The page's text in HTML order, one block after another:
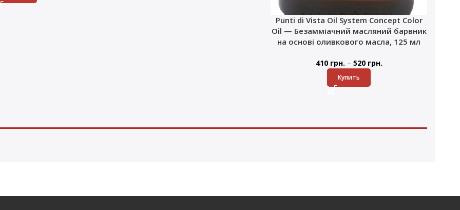
Punti di Vista Oil System Concept Color
Oil — Безамміачний масляний барвник
на основі оливкового масла, 125 мл
410 грн. – 520 грн.
Купить